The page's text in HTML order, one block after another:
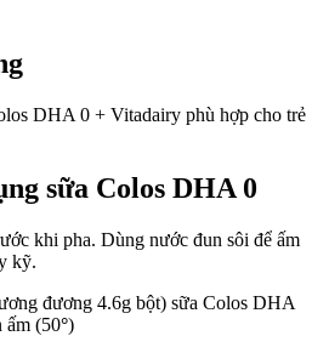
DHA 0 + Vitadairy phù hợp cho trẻ
sữa Colos DHA 0
khi pha. Dùng nước đun sôi để ấm
kỹ.
đương 4.6g bột) sữa Colos DHA
ấm (50°)